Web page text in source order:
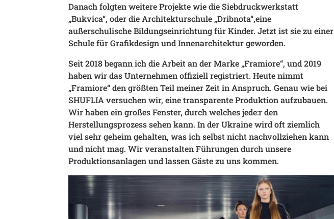
Danach folgten weitere Projekte wie die Siebdruckwerkstatt
„Bukvica“, oder die Architekturschule „Dribnota“,eine
außerschulische Bildungseinrichtung für Kinder. Jetzt ist sie zu einer
Schule für Grafikdesign und Innenarchitektur geworden.
Seit 2018 begann ich die Arbeit an der Marke „Framiore“, und 2019
haben wir das Unternehmen offiziell registriert. Heute nimmt
„Framiore“ den größten Teil meiner Zeit in Anspruch. Genau wie bei
SHUFLIA versuchen wir, eine transparente Produktion aufzubauen.
Wir haben ein großes Fenster, durch welches jede:r den
Herstellungsprozess sehen kann. In der Ukraine wird oft ziemlich
viel sehr geheim gehalten, was ich selbst nicht nachvollziehen kann
und nicht mag. Wir veranstalten Führungen durch unsere
Produktionsanlagen und lassen Gäste zu uns kommen.